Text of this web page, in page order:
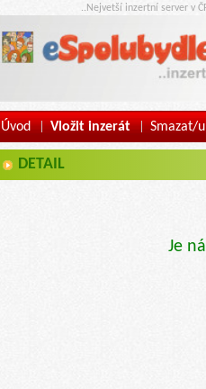
..Nejvetší inzertní server v
Úvod | Vložit inzerát | Smazat/
DETAIL
Je